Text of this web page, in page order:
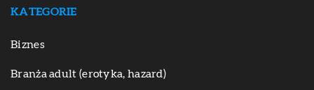
KATEGORIE
Biznes
Branża adult (erotyka, hazard)